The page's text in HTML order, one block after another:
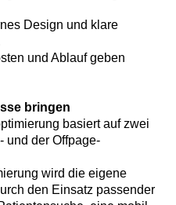
Design und klare
und Ablauf geben
bringen
basiert auf zwei
und der Offpage-
wird die eigene
den Einsatz passender